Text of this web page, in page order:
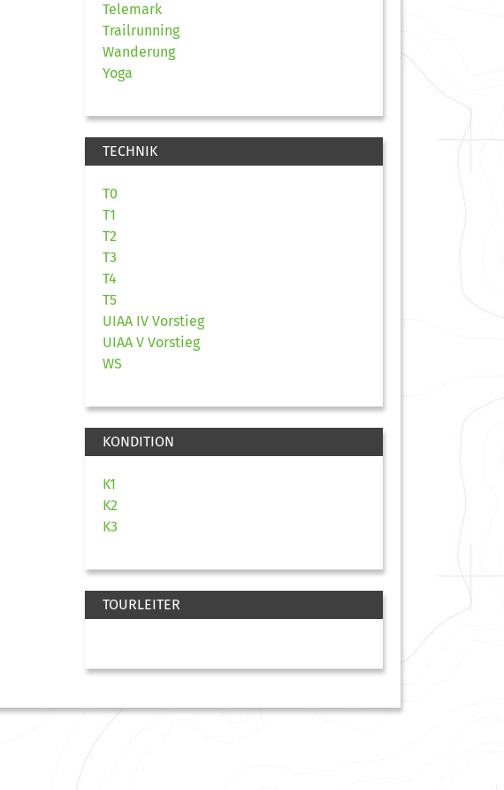
Telemark
Trailrunning
Wanderung
Yoga
TECHNIK
T0
T1
T2
T3
T4
T5
UIAA IV Vorstieg
UIAA V Vorstieg
WS
KONDITION
K1
K2
K3
TOURLEITER